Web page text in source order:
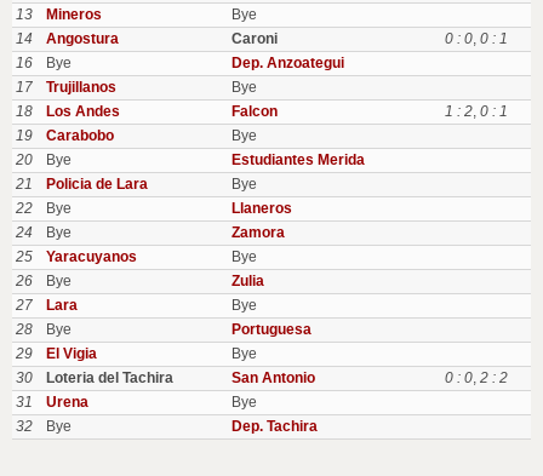
13
Mineros
Bye
14
Angostura Caroni 0 : 0, 0 : 1
16
Bye
Dep. Anzoategui
17
Trujillanos
Bye
18
Los Andes Falcon 1 : 2, 0 : 1
19
Carabobo
Bye
20
Bye
Estudiantes Merida
21
Policia de Lara
Bye
22
Bye
Llaneros
24
Bye
Zamora
25
Yaracuyanos
Bye
26
Bye
Zulia
27
Lara
Bye
28
Bye
Portuguesa
29
El Vigia
Bye
30
Loteria del Tachira San Antonio 0 : 0, 2 : 2
31
Urena
Bye
32
Bye Dep. Tachira